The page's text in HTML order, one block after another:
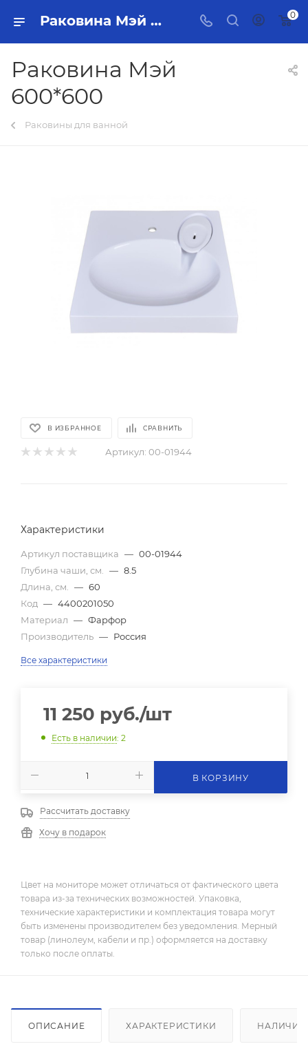
Раковина Мэй 600*600 Тольятти - купить в интернет-магазине, каталог с ценами и характеристиками 0
Раковина Мэй
600*600
Раковины для ванной
В ИЗБРАННОЕ СРАВНИТЬ
Артикул: 00-01944
Характеристики
Артикул поставщика — 00-01944
Глубина чаши, см.
— 8.5
Длина, см.
— 60
Код — 4400201050
Материал — Фарфор
Производитель — Россия
Все характеристики
11 250 руб./шт
Есть в наличии: 2
В КОРЗИНУ
Рассчитать доставку
Хочу в подарок
Цвет на мониторе может отличаться от фактического цвета
товара из-за технических возможностей. Упаковка,
технические характеристики и комплектация товара могут
быть изменены производителем без уведомления. Мерный
товар (линолеум, кабели и пр.) оформляется на доставку
только после оплаты.
ОПИСАНИЕ ХАРАКТЕРИСТИКИ НАЛИЧИЕ